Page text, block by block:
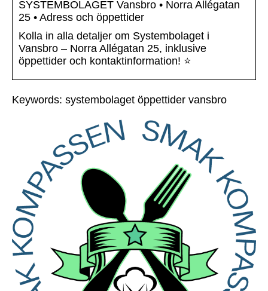
SYSTEMBOLAGET Vansbro • Norra Allégatan
25 • Adress och öppettider
Kolla in alla detaljer om Systembolaget i
Vansbro – Norra Allégatan 25, inklusive
öppettider och kontaktinformation! ⭐
Keywords: systembolaget öppettider vansbro